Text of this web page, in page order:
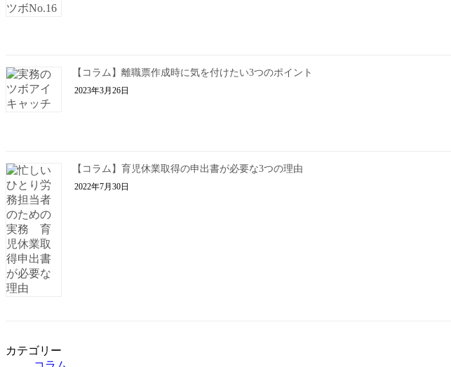
【コラム】離職票作成時に気を付けたい3つのポイント
2023年3月26日
【コラム】育児休業取得の申出書が必要な3つの理由
2022年7月30日
カテゴリー